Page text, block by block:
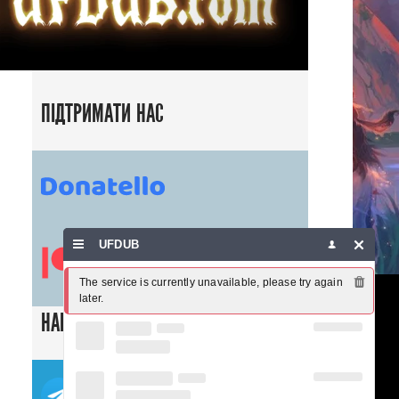
ПІДТРИМАТИ НАС
НАШІ СОЦ. МЕРЕЖІ
UFDUB
The service is currently unavailable, please try again
later.